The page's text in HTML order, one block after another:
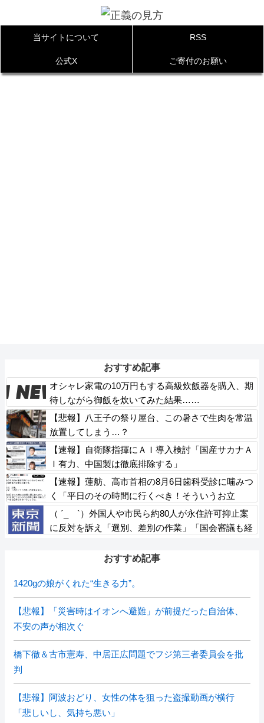
当サイトについて RSS
公式X ご寄付のお願い
おすすめ記事
オシャレ家電の10万円もする高級炊飯器を購入、期
待しながら御飯を炊いてみた結果……
【悲報】八王子の祭り屋台、この暑さで生肉を常温
放置してしまう…？
【速報】自衛隊指揮にＡＩ導入検討「国産サカナＡ
Ｉ有力、中国製は徹底排除する」
【速報】蓮舫、高市首相の8月6日歯科受診に噛みつ
く「平日のその時間に行くべき！そういうお立
場！」
（ ´_ゝ`）外国人や市民ら約80人が永住許可抑止案
に反対を訴え「選別、差別の作業」「国会審議も経
おすすめ記事
1420gの娘がくれた“生きる力”。
【悲報】「災害時はイオンへ避難」が前提だった自治体、
不安の声が相次ぐ
橋下徹＆古市憲寿、中居正広問題でフジ第三者委員会を批
判
【悲報】阿波おどり、女性の体を狙った盗撮動画が横行
「悲しいし、気持ち悪い」